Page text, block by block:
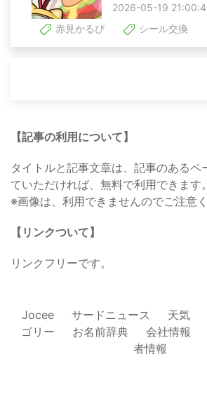
2026-05-19
赤見かるび
シール交換
【記事の利用について】
タイトルと記事文章は、記事のあるペ
ていただければ、無料で利用できます。
※画像は、利用できませんのでご注意く
【リンクついて】
リンクフリーです。
Jocee サードニュース 天気
ゴリー
お名前辞典 会社情報
者情報